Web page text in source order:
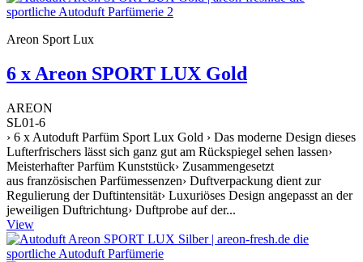
Areon Sport Lux
6 x Areon SPORT LUX Gold
AREON
SL01-6
› 6 x Autoduft Parfüm Sport Lux Gold › Das moderne Design dieses
Lufterfrischers lässt sich ganz gut am Rückspiegel sehen lassen›
Meisterhafter Parfüm Kunststück› Zusammengesetzt
aus französischen Parfümessenzen› Duftverpackung dient zur
Regulierung der Duftintensität› Luxuriöses Design angepasst an der
jeweiligen Duftrichtung› Duftprobe auf der...
View